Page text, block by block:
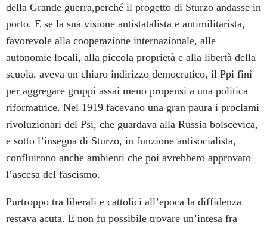
della Grande guerra,perché il progetto di Sturzo andasse in
porto. E se la sua visione antistatalista e antimilitarista,
favorevole alla cooperazione internazionale, alle
autonomie locali, alla piccola proprietà e alla libertà della
scuola, aveva un chiaro indirizzo democratico, il Ppi finì
per aggregare gruppi assai meno propensi a una politica
riformatrice. Nel 1919 facevano una gran paura i proclami
rivoluzionari del Psi, che guardava alla Russia bolscevica,
e sotto l’insegna di Sturzo, in funzione antisocialista,
confluirono anche ambienti che poi avrebbero approvato
l’ascesa del fascismo.
Purtroppo tra liberali e cattolici all’epoca la diffidenza
restava acuta. E non fu possibile trovare un’intesa fra